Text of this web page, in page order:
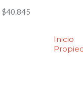
$40.845
Inicio